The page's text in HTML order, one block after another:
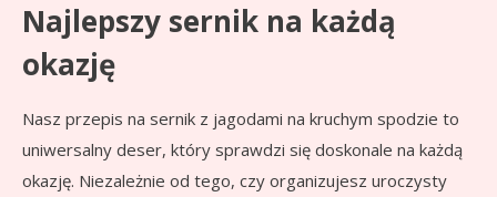
Najlepszy sernik na każdą
okazję
Nasz przepis na sernik z jagodami na kruchym spodzie to
uniwersalny deser, który sprawdzi się doskonale na każdą
okazję. Niezależnie od tego, czy organizujesz uroczysty